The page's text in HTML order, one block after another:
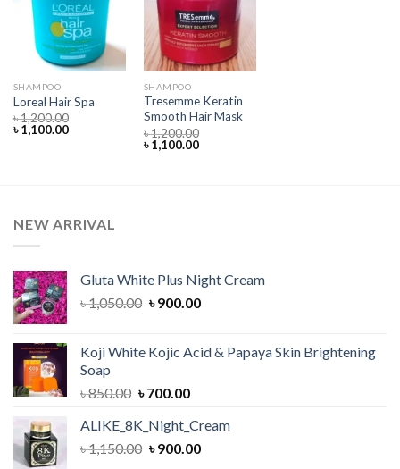
Add to
wishlist
SHAMPOO
Loreal Hair Spa
৳1,200.00
Original
price
৳1,100.00Current
Add to
wishlist
SHAMPOO
Tresemme Keratin
Smooth Hair Mask
৳1,200.00
Original
price
৳1,100.00Current
NEW ARRIVAL
Gluta White Plus Night Cream
৳1,050.00 Original
৳ 1,050.00.
৳900.00Current
৳ 900.00.
Koji White Kojic Acid & Papaya Skin Brightening
Soap
৳850.00 Original
was:
৳ 850.00.
৳700.00Current
is:
৳ 700.00.
ALIKE_8K_Night_Cream
৳1,150.00 Original
৳900.00Current